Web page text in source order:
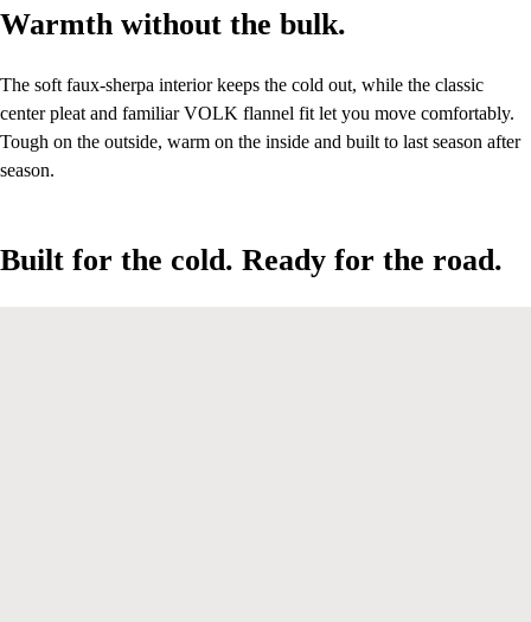
Warmth without the bulk.
Warmth without the bulk.
The soft faux-sherpa interior keeps the cold out, while the classic
center pleat and familiar VOLK flannel fit let you move comfortably.
Tough on the outside, warm on the inside and built to last season after
season.
Built for the cold. Ready for the road.
Built for the cold. Ready for the road.